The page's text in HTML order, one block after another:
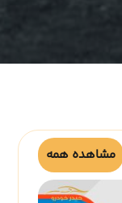
مشاهده همه